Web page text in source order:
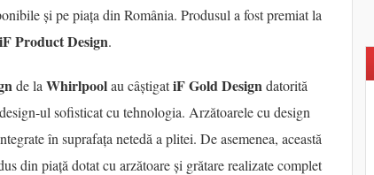
și pe piața din România. Produsul a fost premiat la
iF Product Design.
de la Whirlpoolau câștigatiF Gold Designdatorită
ul sofisticat cu tehnologia. Arzătoarele cu design
în suprafața netedă a plitei. De asemenea, această
din piață dotat cu arzătoare și grătare realizate complet